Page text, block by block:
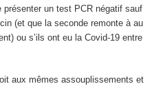
présenter un test PCR négatif sauf
(et que la seconde remonte à au
ou s’ils ont eu la Covid-19 entre
aux mêmes assouplissements et